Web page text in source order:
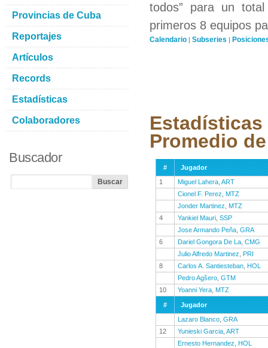
todos” para un
primeros 8 equipos
Calendario | Subseries |
Promedio
#
Jugador
1
Miguel Lahera ART
Cionel F. Perez
MTZ
Jonder Martinez
MTZ
4
Yankiel Mauri SSP
Jose Armando Peña GRA
6
Dariel Gongora De La CMG
Julio Alfredo Martinez
PRI
8
Carlos A. Santiesteban HOL
Pedro Agšero GTM
10
Yoanni Yera MTZ
#
Jugador
Lazaro Blanco GRA
12
Yunieski Garcia ART
Ernesto Hernandez
HOL
Provincias de Cuba
Reportajes
Artículos
Records
Estadísticas
Colaboradores
Buscador